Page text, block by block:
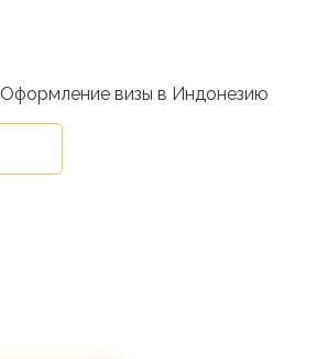
Оформление визы в Индонезию